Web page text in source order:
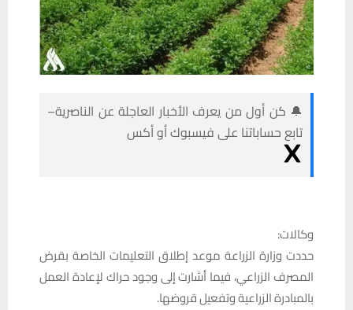
🔔 كن أول من يعرف الأخبار العاجلة عن الناصرية–
تابع حساباتنا على فيسبوك أو أكس
وكالات:
حددت وزارة الزراعة موعد إطلاق التعليمات الخاصة بقرض
المصرف الزراعي، فيما أشارت إلى وجود حراك لإعادة العمل
بالمبادرة الزراعية وتفعيل قروضها.